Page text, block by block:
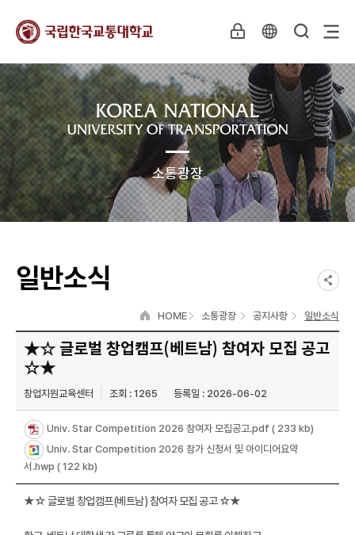
소통광장
일반소식
HOME 소통광장 공지사항 일반소식
★☆ 글로벌 창업캠프(베트남) 참여자 모집 공고
☆★
창업지원교육센터 조회 : 1265 등록일 : 2026-06-02
Univ. Star Competition 2026 참여자 모집공고.pdf ( 233 kb)
Univ. Star Competition 2026 참가 신청서 및 아이디어요약
서.hwp ( 122 kb)
★☆ 글로벌 창업캠프(베트남) 참여자 모집 공고 ☆★